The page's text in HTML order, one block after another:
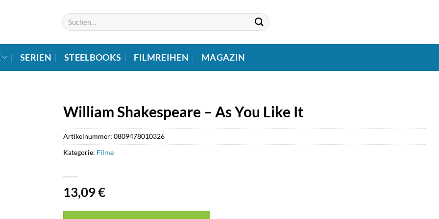
Suchen
nach:
SERIEN STEELBOOKS FILMREIHEN MAGAZIN
William Shakespeare – As You Like It
13,09€
Artikelnummer: 0809478010326
Kategorie: Filme